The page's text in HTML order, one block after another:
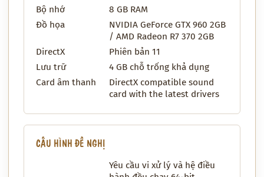
Bộ nhớ
8 GB RAM
Đồ họa
NVIDIA GeForce GTX 960 2GB
/ AMD Radeon R7 370 2GB
DirectX
Phiên bản 11
Lưu trữ
4 GB chỗ trống khả dụng
Card âm thanh
DirectX compatible sound
card with the latest drivers
CẤU HÌNH ĐỀ NGHỊ
Yêu cầu vi xử lý và hệ điều